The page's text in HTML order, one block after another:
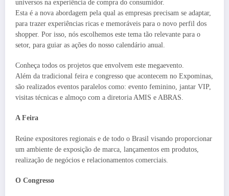
universos na experiência de compra do consumidor.
Esta é a nova abordagem pela qual as empresas precisam se adaptar,
para trazer experiências ricas e memoráveis para o novo perfil dos
shopper. Por isso, nós escolhemos este tema tão relevante para o
setor, para guiar as ações do nosso calendário anual.
Conheça todos os projetos que envolvem este megaevento.
Além da tradicional feira e congresso que acontecem no Expominas,
são realizados eventos paralelos como: evento feminino, jantar VIP,
visitas técnicas e almoço com a diretoria AMIS e ABRAS.
A Feira
Reúne expositores regionais e de todo o Brasil visando proporcionar
um ambiente de exposição de marca, lançamentos em produtos,
realização de negócios e relacionamentos comerciais.
O Congresso